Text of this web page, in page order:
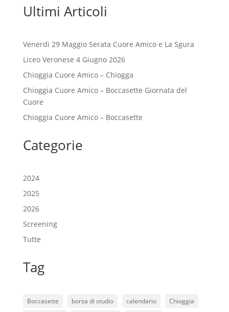
Ultimi Articoli
Venerdì 29 Maggio Serata Cuore Amico e La Sgura
Liceo Veronese 4 Giugno 2026
Chioggia Cuore Amico – Chiogga
Chioggia Cuore Amico – Boccasette Giornata del
Cuore
Chioggia Cuore Amico – Boccasette
Categorie
2024
2025
2026
Screening
Tutte
Tag
Boccasette borsa di studio calendario
Chioggia